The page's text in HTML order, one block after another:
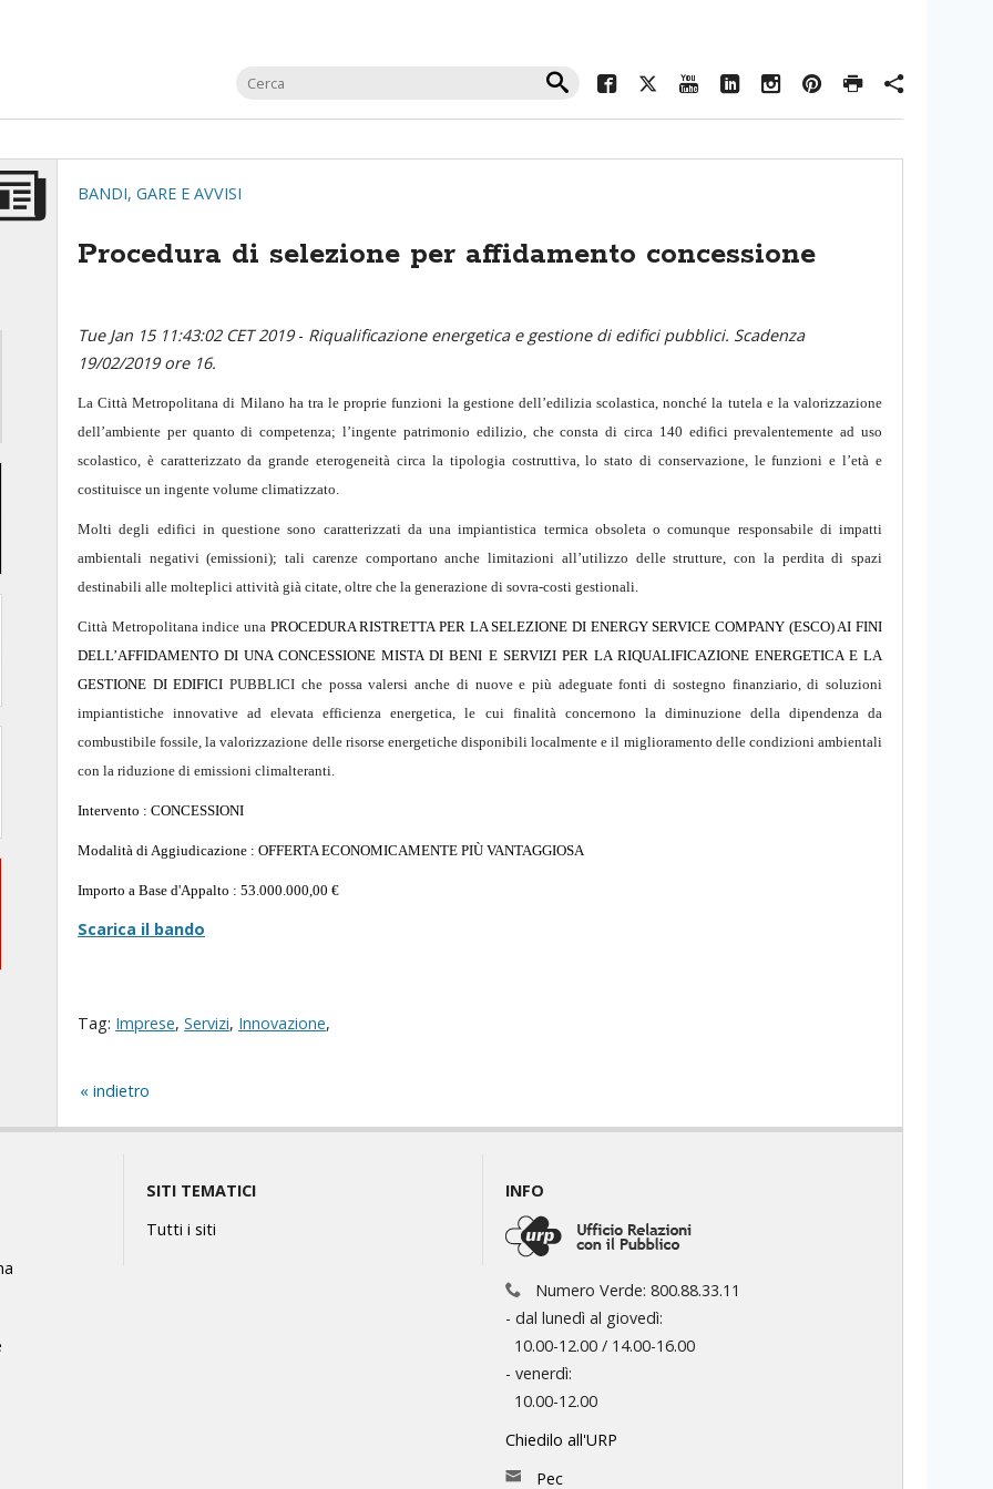
BANDI, GARE E AVVISI
Procedura di selezione per affidamento concessione
Tue Jan 15 11:43:02 CET 2019- Riqualificazione energetica e gestione di edifici pubblici. Scadenza
19/02/2019 ore 16.
La Città Metropolitana di Milano ha tra le proprie funzioni la gestione dell’edilizia scolastica, nonché la tutela e la valorizzazione
dell’ambiente per quanto di competenza; l’ingente patrimonio edilizio, che consta di circa 140 edifici prevalentemente ad uso
scolastico, è caratterizzato da grande eterogeneità circa la tipologia costruttiva, lo stato di conservazione, le funzioni e l’età e
costituisce un ingente volume climatizzato.
Molti degli edifici in questione sono caratterizzati da una impiantistica termica obsoleta o comunque responsabile di impatti
ambientali negativi (emissioni); tali carenze comportano anche limitazioni all’utilizzo delle strutture, con la perdita di spazi
destinabili alle molteplici attività già citate, oltre che la generazione di sovra-costi gestionali.
Città Metropolitana indice una PROCEDURA RISTRETTA PER LA SELEZIONE DI ENERGY SERVICE COMPANY (ESCO) AI FINI
DELL’AFFIDAMENTO DI UNA CONCESSIONE MISTA DI BENI E SERVIZI PER LA RIQUALIFICAZIONE ENERGETICA E LA
GESTIONE DI EDIFICIPUBBLICI che possa valersi anche di nuove e più adeguate fonti di sostegno finanziario, di soluzioni
impiantistiche innovative ad elevata efficienza energetica, le cui finalità concernono la diminuzione della dipendenza da
combustibile fossile, la valorizzazione delle risorse energetiche disponibili localmente e il miglioramento delle condizioni ambientali
con la riduzione di emissioni climalteranti.
Intervento : CONCESSIONI
Modalità di Aggiudicazione : OFFERTA ECONOMICAMENTE PIÙ VANTAGGIOSA
Importo a Base d'Appalto : 53.000.000,00 €
Scarica il bando
Tag: Imprese, Servizi, Innovazione,
indietro
SITI TEMATICI
Tutti i siti
INFO
Numero Verde: 800.88.33.11
- dal lunedì al giovedì:
10.00-12.00 / 14.00-16.00
- venerdì:
10.00-12.00
Chiedilo all'URP
Pec